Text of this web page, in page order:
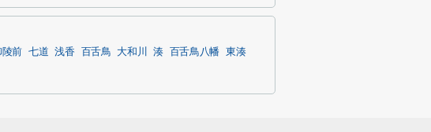
陵前 七道 浅香 百舌鳥 大和川 湊 百舌鳥八幡
東湊